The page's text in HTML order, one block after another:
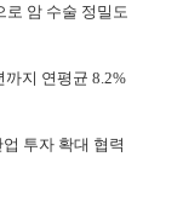
암 수술 정밀도
지 연평균 8.2%
투자 확대 협력